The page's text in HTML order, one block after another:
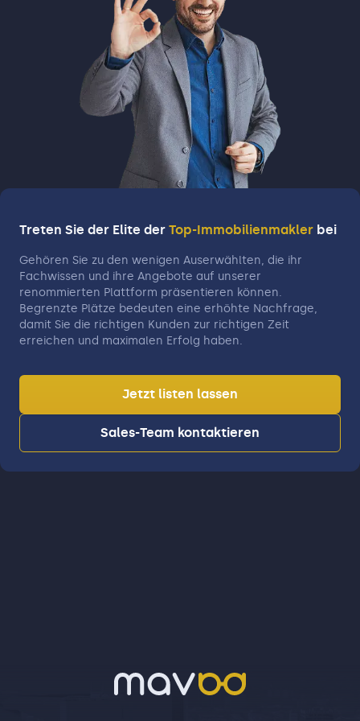
Treten Sie der Elite der Top-Immobilienmakler bei
Gehören Sie zu den wenigen Auserwählten, die ihr
Fachwissen und ihre Angebote auf unserer
renommierten Plattform präsentieren können.
Begrenzte Plätze bedeuten eine erhöhte Nachfrage,
damit Sie die richtigen Kunden zur richtigen Zeit
erreichen und maximalen Erfolg haben.
Jetzt listen lassen
Sales-Team kontaktieren